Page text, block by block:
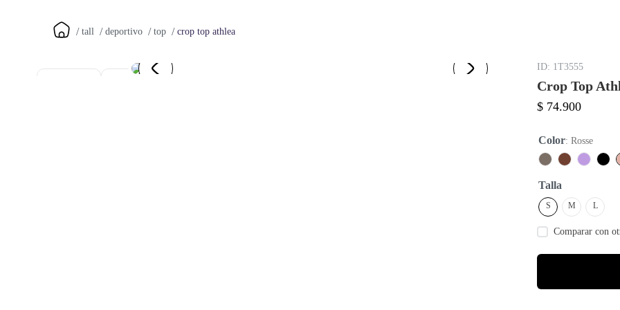
tall deportivo top crop top athlea
: 1T3555
Crop Top
$ 74.900
Color: Rosse
Talla
S M L